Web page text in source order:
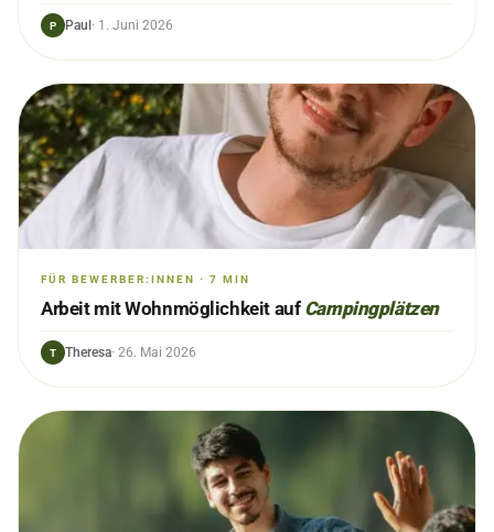
P Paul · 1. Juni 2026
FÜR BEWERBER:INNEN · 7 MIN
Arbeit mit Wohnmöglichkeit auf Campingplätzen
T Theresa· 26. Mai 2026